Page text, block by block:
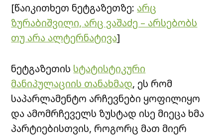
[წაიკითხეთ ნეტგაზეთზე: არც
ზურაბიშვილი, არც ვაშაძე – არსებობს
თუ არა ალტერნატივა]
ნეტგაზეთის სტატისტიკური
მანიპულაციის თანახმად, ეს რომ
საპარლამენტო არჩევნები ყოფილიყო
და ამომრჩეველს ზუსტად ისე მიეცა ხმა
პარტიებისთვის, როგორც მათ მიერ